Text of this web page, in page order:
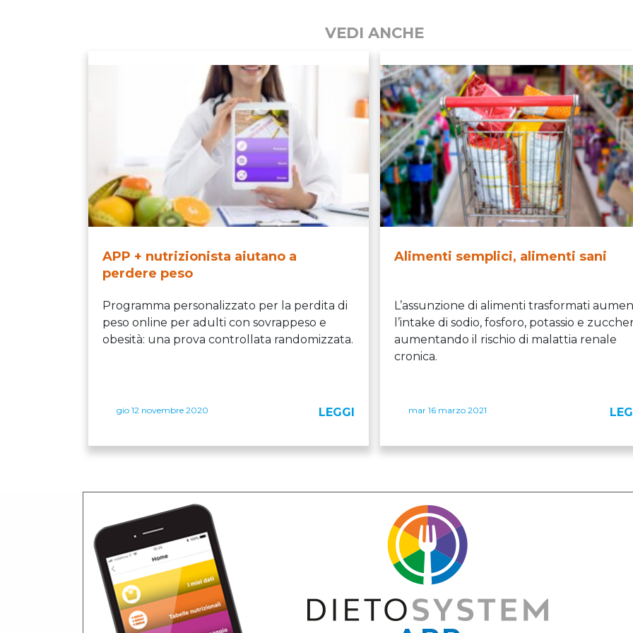
VEDI ANCHE
APP + nutrizionista aiutano a
perdere peso
Programma personalizzato per la perdita di
peso online per adulti con sovrappeso e
obesità: una prova controllata randomizzata.
gio 12 novembre 2020 LEGGI
Alimenti semplici, alimenti sani
L’assunzione di alimenti trasformati
l’intake di sodio, fosforo, potassio e
aumentando il rischio di malattia renale
cronica.
mar 16 marzo 2021